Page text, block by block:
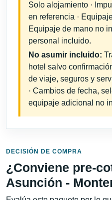
Solo alojamiento ·
en referencia ·
Equipaje de mano no
personal incluido.
No asumir incluido:
hotel salvo
de viaje, seguros y
· Cambios de fecha,
equipaje adicional no
DECISIÓN DE COMPRA
¿Conviene pre-
Asunción -